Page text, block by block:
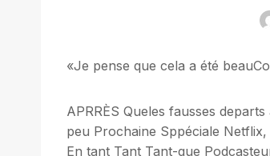
«Je pense que cela a été
APRRÈS Queles fausses
peu Prochaine Sppéciale
En tant Tant Tant-que